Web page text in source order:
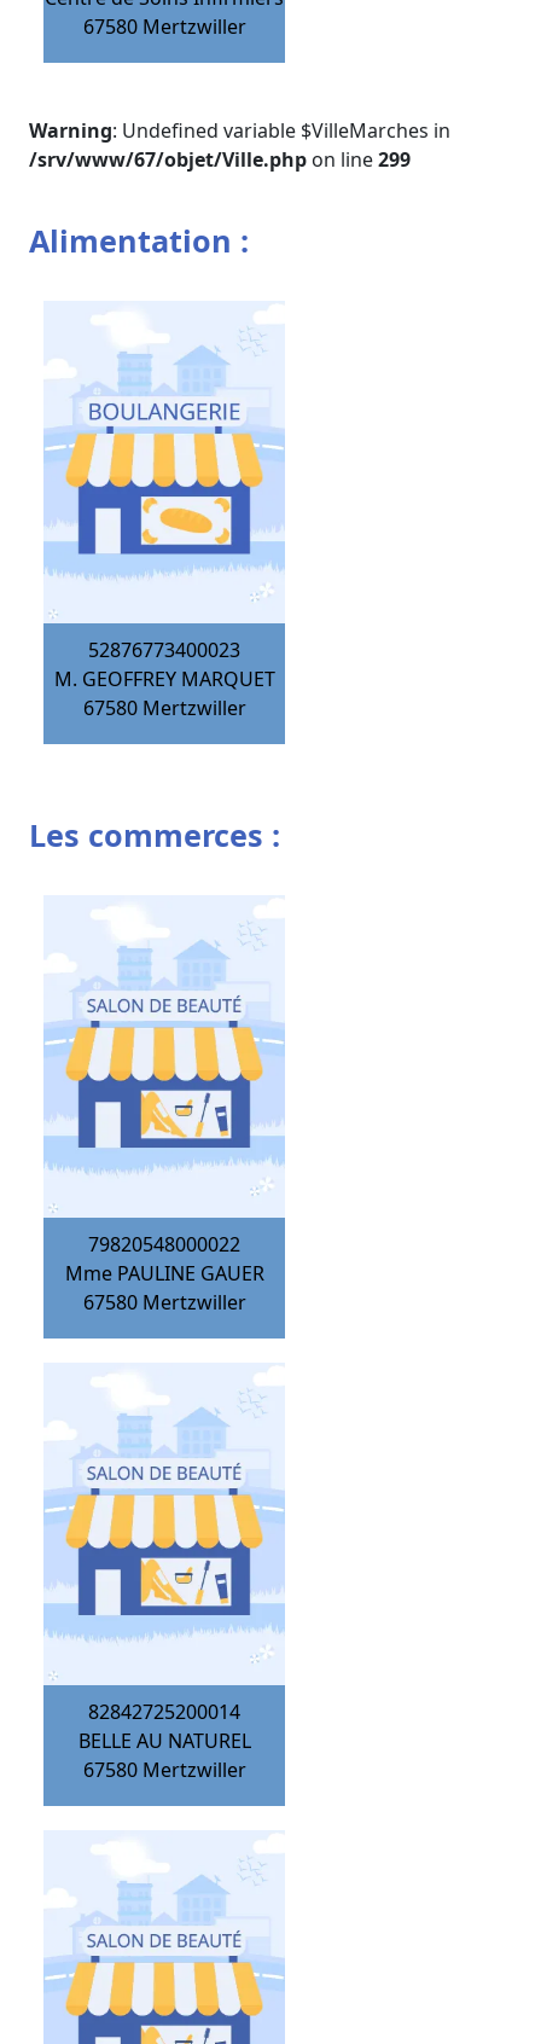
67580 Mertzwiller
Warning: Undefined variable $VilleMarches in
/srv/www/67/objet/Ville.php on line299
Alimentation :
52876773400023
M. GEOFFREY MARQUET
67580 Mertzwiller
Les commerces :
79820548000022
Mme PAULINE GAUER
67580 Mertzwiller
82842725200014
BELLE AU NATUREL
67580 Mertzwiller